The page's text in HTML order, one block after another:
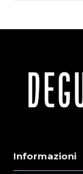
Informazioni